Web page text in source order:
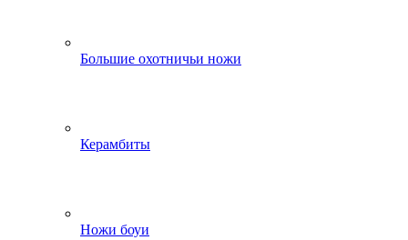
Большие охотничьи ножи
Керамбиты
Ножи боуи